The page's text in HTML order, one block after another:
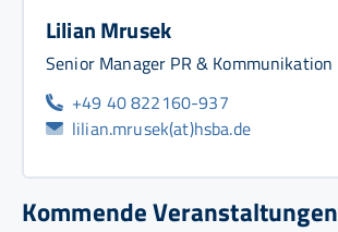
Lilian Mrusek
Senior Manager PR & Kommunikation
+49 40 822160-937
lilian.mrusek(at)hsba.de
Kommende Veranstaltungen